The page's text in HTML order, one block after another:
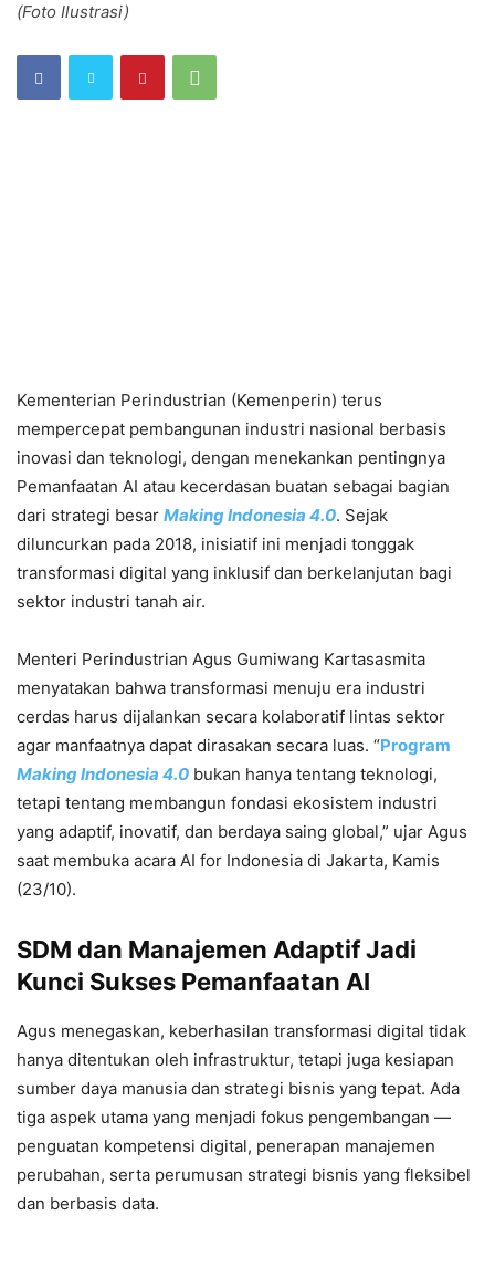
(Foto Ilustrasi)
Kementerian Perindustrian (Kemenperin) terus
mempercepat pembangunan industri nasional berbasis
inovasi dan teknologi, dengan menekankan pentingnya
Pemanfaatan AI atau kecerdasan buatan sebagai bagian
dari strategi besar Making Indonesia 4.0. Sejak
diluncurkan pada 2018, inisiatif ini menjadi tonggak
transformasi digital yang inklusif dan berkelanjutan bagi
sektor industri tanah air.
Menteri Perindustrian Agus Gumiwang Kartasasmita
menyatakan bahwa transformasi menuju era industri
cerdas harus dijalankan secara kolaboratif lintas sektor
agar manfaatnya dapat dirasakan secara luas. “Program
Making Indonesia 4.0 bukan hanya tentang teknologi,
tetapi tentang membangun fondasi ekosistem industri
yang adaptif, inovatif, dan berdaya saing global,” ujar Agus
saat membuka acara AI for Indonesia di Jakarta, Kamis
(23/10).
SDM dan Manajemen Adaptif Jadi
Kunci Sukses Pemanfaatan AI
Agus menegaskan, keberhasilan transformasi digital tidak
hanya ditentukan oleh infrastruktur, tetapi juga kesiapan
sumber daya manusia dan strategi bisnis yang tepat. Ada
tiga aspek utama yang menjadi fokus pengembangan —
penguatan kompetensi digital, penerapan manajemen
perubahan, serta perumusan strategi bisnis yang fleksibel
dan berbasis data.